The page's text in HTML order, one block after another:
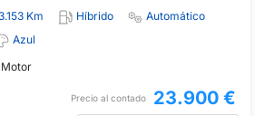
Km Híbrido
Automático
Azul
Precio al contado 23.900 €